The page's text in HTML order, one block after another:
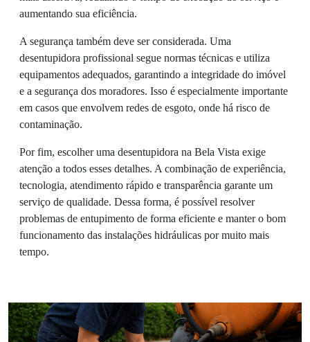
aumentando sua eficiência.
A segurança também deve ser considerada. Uma
desentupidora profissional segue normas técnicas e utiliza
equipamentos adequados, garantindo a integridade do imóvel
e a segurança dos moradores. Isso é especialmente importante
em casos que envolvem redes de esgoto, onde há risco de
contaminação.
Por fim, escolher uma desentupidora na Bela Vista exige
atenção a todos esses detalhes. A combinação de experiência,
tecnologia, atendimento rápido e transparência garante um
serviço de qualidade. Dessa forma, é possível resolver
problemas de entupimento de forma eficiente e manter o bom
funcionamento das instalações hidráulicas por muito mais
tempo.